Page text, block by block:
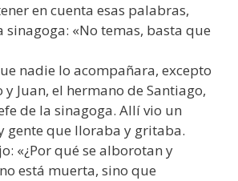
en cuenta esas palabras,
sinagoga: «No temas, basta que
nadie lo acompañara, excepto
y Juan, el hermano de Santiago,
de la sinagoga. Allí vio un
gente que lloraba y gritaba.
«¿Por qué se alborotan y
está muerta, sino que